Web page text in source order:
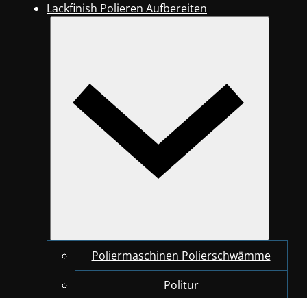
Lackfinish Polieren Aufbereiten
Poliermaschinen Polierschwämme
Politur